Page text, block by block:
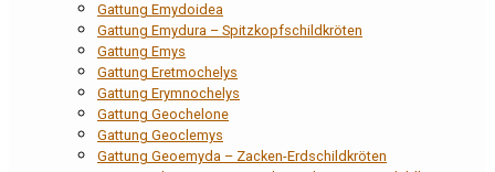
Gattung Emydoidea
Gattung Emydura – Spitzkopfschildkröten
Gattung Emys
Gattung Eretmochelys
Gattung Erymnochelys
Gattung Geochelone
Gattung Geoclemys
Gattung Geoemyda – Zacken-Erdschildkröten